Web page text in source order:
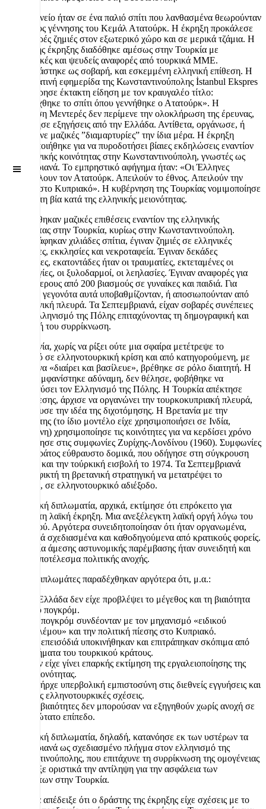
Canvas
Το προξενείο ήταν σε ένα παλιό σπίτι που λανθασμένα θεωρούνταν
ως ο τόπος γέννησης του Κεμάλ Ατατούρκ. Η έκρηξη προκάλεσε
μόνο μικρές ζημιές στον εξωτερικό χώρο και σε μερικά τζάμια. Η
είδηση της έκρηξης διαδόθηκε αμέσως στην Τουρκία με
υπερβολικές και ψευδείς αναφορές από τουρκικά ΜΜΕ.
Παρουσιάστηκε ως σοβαρή, και εσκεμμένη ελληνική επίθεση. Η
απογευματινή εφημερίδα της Κωνσταντινούπολης İstanbul Ekspres
κυκλοφόρησε έκτακτη είδηση με τον κραυγαλέο τίτλο:
«ανατινάχθηκε το σπίτι όπου γεννήθηκε ο Ατατούρκ». Η
κυβέρνηση Μεντερές δεν περίμενε την ολοκλήρωση της έρευνας,
ούτε ζήτησε εξηγήσεις από την Ελλάδα. Αντίθετα, οργάνωσε, ή
διευκόλυνε μαζικές ”διαμαρτυρίες” την ίδια μέρα. Η έκρηξη
χρησιμοποιήθηκε για να πυροδοτήσει βίαιες εκδηλώσεις εναντίον
της ελληνικής κοινότητας στην Κωνσταντινούπολη, γνωστές ως
Σεπτεμβριανά. Το εμπρηστικό αφήγημα ήταν: «Οι Έλληνες
προσβάλλουν τον Ατατούρκ. Απειλούν το έθνος. Απειλούν την
Τουρκία στο Κυπριακό». Η κυβέρνηση της Τουρκίας νομιμοποίησε
πολιτικά τη βία κατά της ελληνικής μειονότητας.
Εξαπολύθηκαν μαζικές επιθέσεις εναντίον της ελληνικής
μειονότητας στην Τουρκία, κυρίως στην Κωνσταντινούπολη.
Καταστράφηκαν χιλιάδες σπίτια, έγιναν ζημιές σε ελληνικές
περιουσίες, εκκλησίες και νεκροταφεία. Έγιναν δεκάδες
δολοφονίες, εκατοντάδες ήταν οι τραυματίες, εκτεταμένες οι
βιαιοπραγίες, οι ξυλοδαρμοί, οι λεηλασίες. Έγιναν αναφορές για
περισσότερους από 200 βιασμούς σε γυναίκες και παιδιά. Για
χρόνια τα γεγονότα αυτά υποβαθμίζονταν, ή αποσιωπούνταν από
την ελληνική πλευρά. Τα Σεπτεμβριανά, είχαν σοβαρές συνέπειες
για τον ελληνισμό της Πόλης επιταχύνοντας τη δημογραφική και
κοινωνική του συρρίκνωση.
Η Βρετανία, χωρίς να ρίξει ούτε μια σφαίρα μετέτρεψε το
Κυπριακό σε ελληνοτουρκική κρίση και από κατηγορούμενη, με
τον κανόνα «διαίρει και βασίλευε», βρέθηκε σε ρόλο διαιτητή. Η
Ελλάδα εμφανίστηκε αδύναμη, δεν θέλησε, φοβήθηκε να
προστατεύσει τον Ελληνισμό της Πόλης. Η Τουρκία απέκτησε
μοχλό πίεσης, άρχισε να οργανώνει την τουρκοκυπριακή πλευρά,
και ενίσχυσε την ιδέα της διχοτόμησης. Η Βρετανία με την
πολιτική της (το ίδιο μοντέλο είχε χρησιμοποιήσει σε Ινδία,
Παλαιστίνη) χρησιμοποίησε τις κοινότητες για να κερδίσει χρόνο
που οδήγησε στις συμφωνίες Ζυρίχης-Λονδίνου (1960). Συμφωνίες
για ένα κράτος εύθραυστο δομικά, που οδήγησε στη σύγκρουση
1963-’64 και την τούρκική εισβολή το 1974. Τα Σεπτεμβριανά
έκαναν εφικτή τη βρετανική στρατηγική να μετατρέψει το
κυπριακό, σε ελληνοτουρκικό αδιέξοδο.
Η ελληνική διπλωματία, αρχικά, εκτίμησε ότι επρόκειτο για
αυθόρμητη λαϊκή έκρηξη. Μια ανεξέλεγκτη λαϊκή οργή λόγω του
Κυπριακού. Αργότερα συνειδητοποίησαν ότι ήταν οργανωμένα,
πολύ καλά σχεδιασμένα και καθοδηγούμενα από κρατικούς φορείς.
Η απουσία άμεσης αστυνομικής παρέμβασης ήταν συνειδητή και
υπήρξε αποτέλεσμα πολιτικής ανοχής.
Πολλοί διπλωμάτες παραδέχθηκαν αργότερα ότι, μ.α.:
Η Ελλάδα δεν είχε προβλέψει το μέγεθος και τη βιαιότητα
του πογκρόμ.
Το πογκρόμ συνδέονταν με τον μηχανισμό «ειδικού
πολέμου» και την πολιτική πίεσης στο Κυπριακό.
Τα επεισόδιά υποκινήθηκαν και επιτράπηκαν σκόπιμα από
τμήματα του τουρκικού κράτους.
Δεν είχε γίνει επαρκής εκτίμηση της εργαλειοποίησης της
μειονότητας.
Υπήρχε υπερβολική εμπιστοσύνη στις διεθνείς εγγυήσεις και
στις ελληνοτουρκικές σχέσεις.
Οι βιαιότητες δεν μπορούσαν να εξηγηθούν χωρίς ανοχή σε
ανώτατο επίπεδο.
Η ελληνική διπλωματία, δηλαδή, κατανόησε εκ των υστέρων τα
Σεπτεμβριανά ως σχεδιασμένο πλήγμα στον ελληνισμό της
Κωνσταντινούπολης, που επιτάχυνε τη συρρίκνωση της ομογένειας
και άλλαξε οριστικά την αντίληψη για την ασφάλεια των
μειονοτήτων στην Τουρκία.
Η έρευνα απέδειξε ότι ο δράστης της έκρηξης είχε σχέσεις με το